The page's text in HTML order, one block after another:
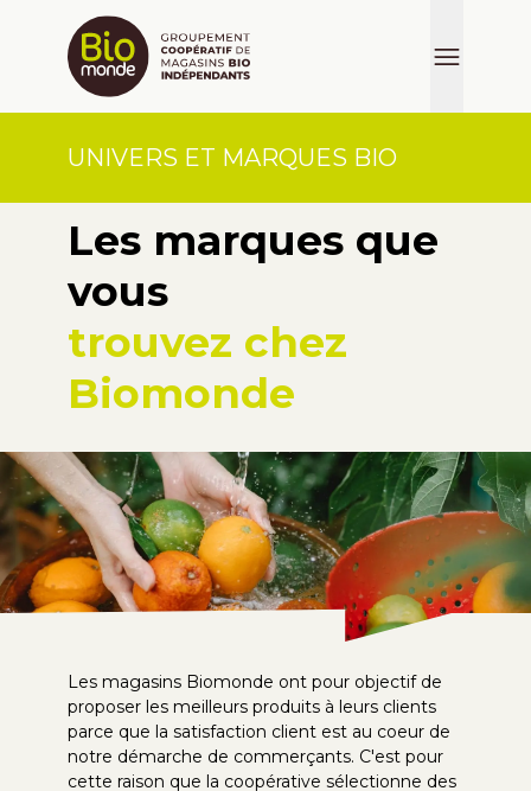
UNIVERS ET MARQUES BIO
Les marques que
vous
trouvez chez
Biomonde
Les magasins Biomonde ont pour objectif de
proposer les meilleurs produits à leurs clients
parce que la satisfaction client est au coeur de
notre démarche de commerçants. C'est pour
cette raison que la coopérative sélectionne des